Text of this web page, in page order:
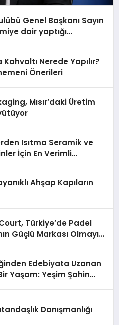
Genel Başkanı Sayın
dair yaptığı
Kahvaltı Nerede Yapılır?
Önerileri
Mısır’daki Üretim
Isıtma Seramik ve
İçin En Verimli
Ahşap Kapıların
Türkiye’de Padel
Güçlü Markası Olmayı
Edebiyata Uzanan
Yaşam: Yeşim Şahin
Danışmanlığı